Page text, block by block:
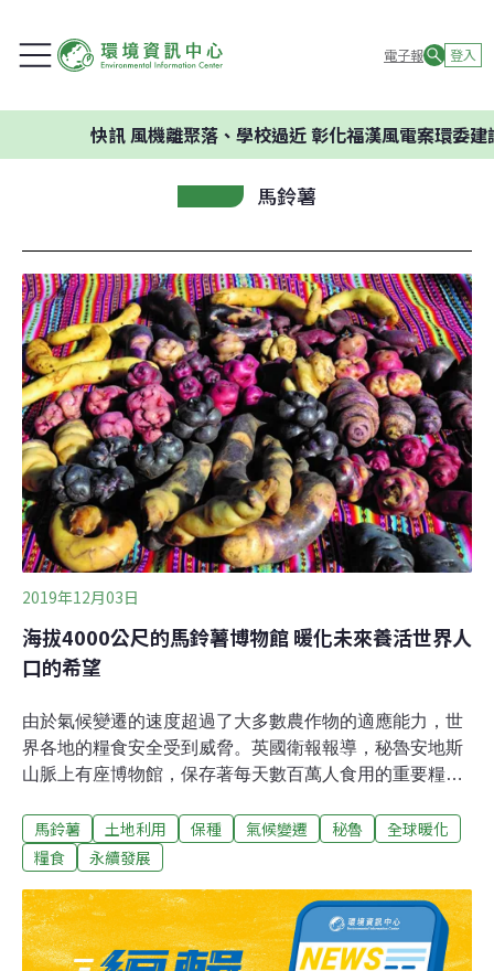
電子報 登入
風機離聚落、學校過近 彰化福漢風電案環委建議不應
馬鈴薯
2019年12月03日
海拔4000公尺的馬鈴薯博物館 暖化未來養活世界人
口的希望
由於氣候變遷的速度超過了大多數農作物的適應能力，世
界各地的糧食安全受到威脅。英國衛報報導，秘魯安地斯
山脈上有座博物館，保存著每天數百萬人食用的重要糧食
識，找出馬鈴薯中有助度過乾旱、洪災和寒凍的基因。位
於庫斯科的這座馬鈴薯園區面積90平方公里，海拔3400至
Andes）創辦人阿古梅多（Alejandro Argumedo）說，這
座博物館「不斷演進，保存有全世界數一數二的原生馬鈴
薯多樣性。」「在不同海拔以不同基因組合種植馬鈴薯，
馬鈴薯 土地利用 保種 氣候變遷 秘魯
全球暖化
糧食
永續發展